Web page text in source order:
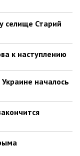
селище Старий
к наступлению
началось